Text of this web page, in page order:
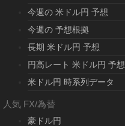
今週の 米ドル円 予想
今週の 予想根拠
長期 米ドル円 予想
円高レート 米ドル円 予想
米ドル円 時系列データ
人気 FX/為替
豪ドル円